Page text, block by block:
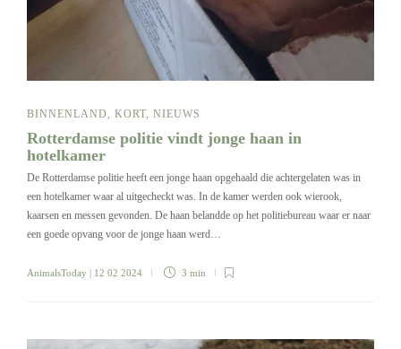
BINNENLAND, KORT, NIEUWS
Rotterdamse politie vindt jonge haan in
hotelkamer
De Rotterdamse politie heeft een jonge haan opgehaald die achtergelaten was in
een hotelkamer waar al uitgecheckt was. In de kamer werden ook wierook,
kaarsen en messen gevonden. De haan belandde op het politiebureau waar er naar
een goede opvang voor de jonge haan werd…
AnimalsToday | 12 02 2024 3 min